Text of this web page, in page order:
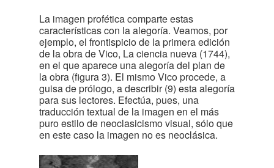
La imagen profética comparte estas
características con la alegoría. Veamos, por
ejemplo, el frontispicio de la primera edición
de la obra de Vico, La ciencia nueva (1744),
en el que aparece una alegoría del plan de
la obra (figura 3). El mismo Vico procede, a
guisa de prólogo, a describir (9) esta alegoría
para sus lectores. Efectúa, pues, una
traducción textual de la imagen en el más
puro estilo de neoclasicismo visual, sólo que
en este caso la imagen no es neoclásica.